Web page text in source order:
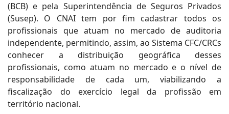
(BCB) e pela Superintendência de Seguros Privados
(Susep). O CNAI tem por fim cadastrar todos os
profissionais que atuam no mercado de auditoria
independente, permitindo, assim, ao Sistema CFC/CRCs
conhecer a distribuição geográfica desses
profissionais, como atuam no mercado e o nível de
responsabilidade de cada um, viabilizando a
fiscalização do exercício legal da profissão em
território nacional.